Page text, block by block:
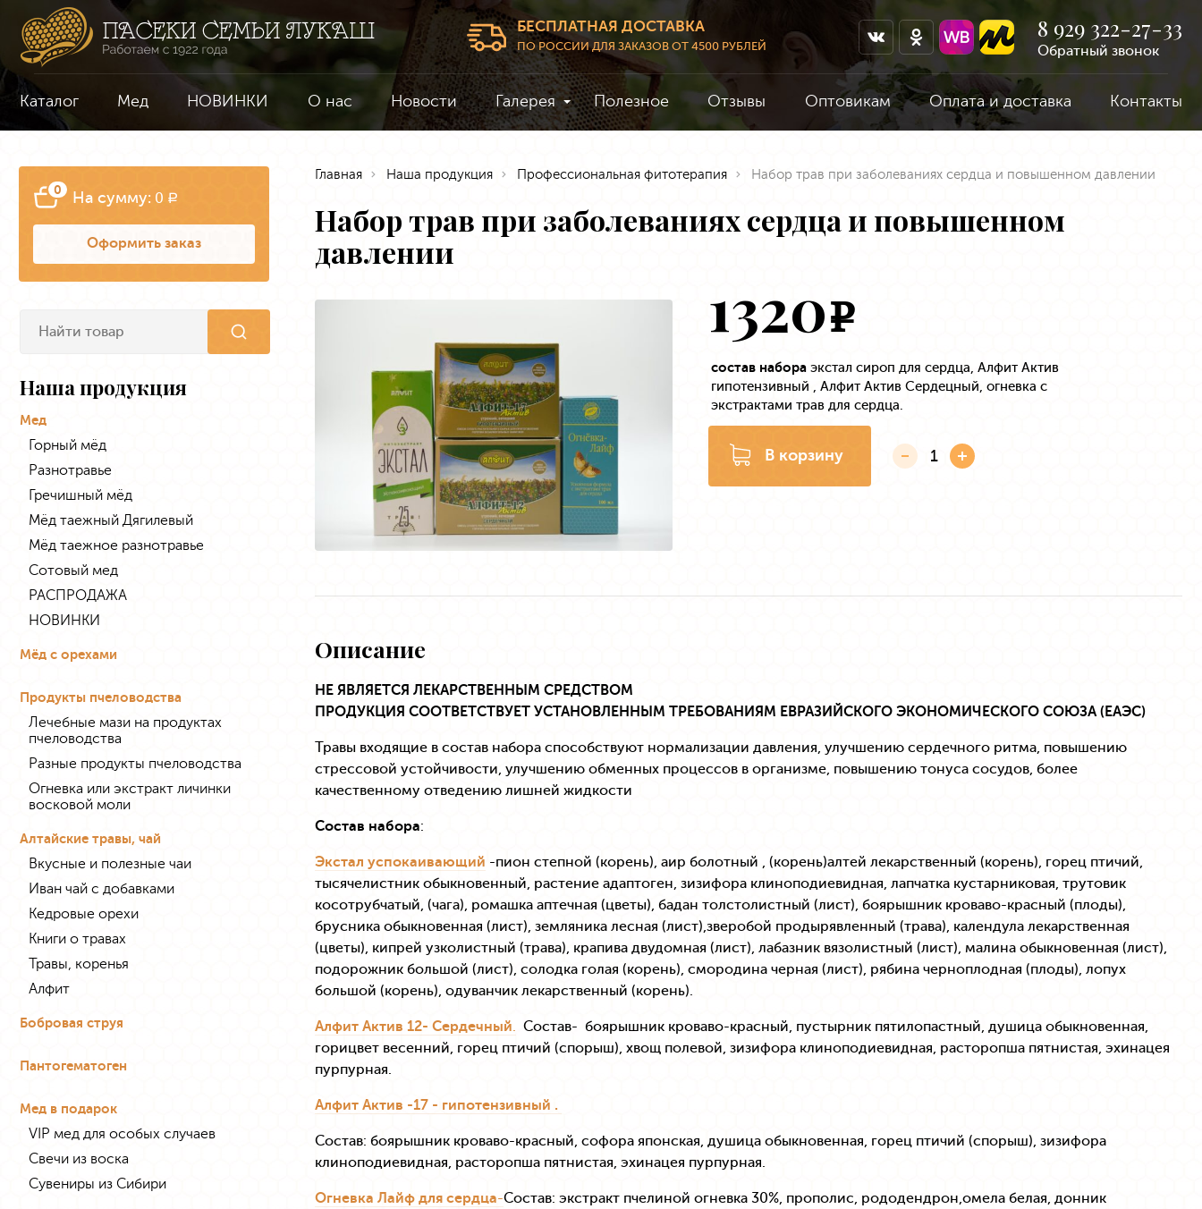
БЕСПЛАТНАЯ ДОСТАВКА
ПО РОССИИ ДЛЯ ЗАКАЗОВ ОТ 4500 РУБЛЕЙ
8 929 322-27-33
Обратный звонок
Каталог Мед НОВИНКИ О нас Новости Галерея Полезное Отзывы Оптовикам Оплата и доставка Контакты
0 На сумму: 0 a
Оформить заказ
Наша продукция
Мед
Горный мёд
Разнотравье
Гречишный мёд
Мёд таежный Дягилевый
Мёд таежное разнотравье
Сотовый мед
РАСПРОДАЖА
НОВИНКИ
Мёд с орехами
Продукты пчеловодства
Лечебные мази на продуктах
пчеловодства
Разные продукты пчеловодства
Огневка или экстракт личинки
восковой моли
Алтайские травы, чай
Вкусные и полезные чаи
Иван чай с добавками
Кедровые орехи
Книги о травах
Травы, коренья
Алфит
Бобровая струя
Пантогематоген
Мед в подарок
VIP мед для особых случаев
Свечи из воска
Сувениры из Сибири
Главная Наша продукция Профессиональная фитотерапия Набор трав при заболеваниях сердца и повышенном давлении
Набор трав при заболеваниях сердца и повышенном
давлении
1320e
состав набора экстал сироп для сердца, Алфит Актив
гипотензивный , Алфит Актив Сердецный, огневка с
экстрактами трав для сердца.
В корзину
Описание
НЕ ЯВЛЯЕТСЯ ЛЕКАРСТВЕННЫМ СРЕДСТВОМ
ПРОДУКЦИЯ СООТВЕТСТВУЕТ УСТАНОВЛЕННЫМ ТРЕБОВАНИЯМ ЕВРАЗИЙСКОГО ЭКОНОМИЧЕСКОГО СОЮЗА (ЕАЭС)
Травы входящие в состав набора способствуют нормализации давления, улучшению сердечного ритма, повышению
стрессовой устойчивости, улучшению обменных процессов в организме, повышению тонуса сосудов, более
качественному отведению лишней жидкости
Состав набора:
Экстал успокаивающий -пион степной (корень), аир болотный , (корень)алтей лекарственный (корень), горец птичий,
тысячелистник обыкновенный, растение адаптоген, зизифора клиноподиевидная, лапчатка кустарниковая, трутовик
косотрубчатый, (чага), ромашка аптечная (цветы), бадан толстолистный (лист), боярышник кроваво-красный (плоды),
брусника обыкновенная (лист), земляника лесная (лист),зверобой продырявленный (трава), календула лекарственная
(цветы), кипрей узколистный (трава), крапива двудомная (лист), лабазник вязолистный (лист), малина обыкновенная (лист),
подорожник большой (лист), солодка голая (корень), смородина черная (лист), рябина черноплодная (плоды), лопух
большой (корень), одуванчик лекарственный (корень).
Алфит Актив 12- Сердечный
Состав- боярышник кроваво-красный, пустырник пятилопастный, душица обыкновенная,
горицвет весенний, горец птичий (спорыш), хвощ полевой, зизифора клиноподиевидная, расторопша пятнистая, эхинацея
пурпурная.
Алфит Актив -17 - гипотензивный .
Состав: боярышник кроваво-красный, софора японская, душица обыкновенная, горец птичий (спорыш), зизифора
клиноподиевидная, расторопша пятнистая, эхинацея пурпурная.
Огневка Лайф для сердца-Состав: экстракт пчелиной огневка 30%, прополис, рододендрон,омела белая, донник